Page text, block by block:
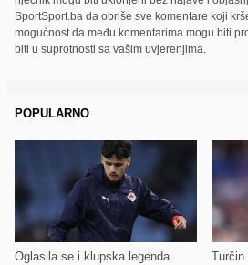
SportSport.ba da obriše sve komentare koji
mogućnost da među komentarima mogu biti
biti u suprotnosti sa vašim uvjerenjima.
POPULARNO
Oglasila se i klupska legenda Turčin